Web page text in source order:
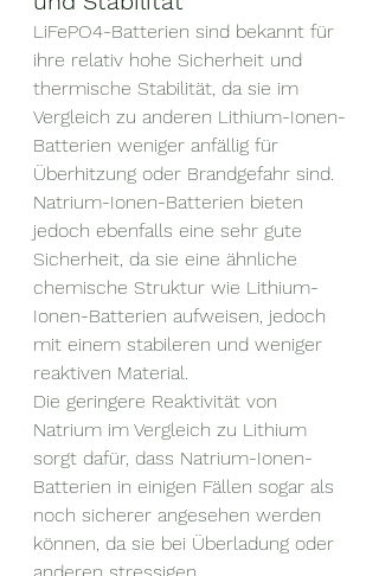
LiFePO4-Batterien sind bekannt für
ihre relativ hohe Sicherheit und
thermische Stabilität, da sie im
Vergleich zu anderen Lithium-Ionen-
Batterien weniger anfällig für
Überhitzung oder Brandgefahr sind.
Natrium-Ionen-Batterien bieten
jedoch ebenfalls eine sehr gute
Sicherheit, da sie eine ähnliche
chemische Struktur wie Lithium-
Ionen-Batterien aufweisen, jedoch
mit einem stabileren und weniger
reaktiven Material.
Die geringere Reaktivität von
Natrium im Vergleich zu Lithium
sorgt dafür, dass Natrium-Ionen-
Batterien in einigen Fällen sogar als
noch sicherer angesehen werden
können, da sie bei Überladung oder
anderen stressigen